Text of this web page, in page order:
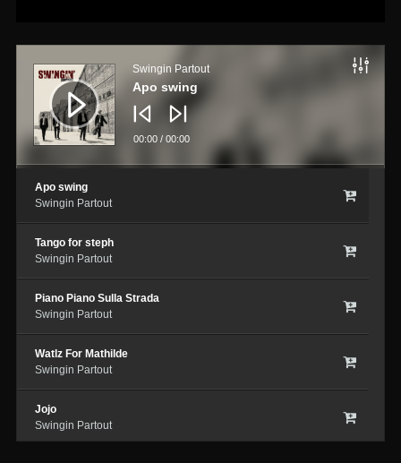
Lecteur
Swingin Partout
Apo swing
00:00/ 00:00
Apo swing
Swingin Partout
Tango for steph
Swingin Partout
Piano Piano Sulla Strada
Swingin Partout
Watlz For Mathilde
Swingin Partout
Jojo
Swingin Partout